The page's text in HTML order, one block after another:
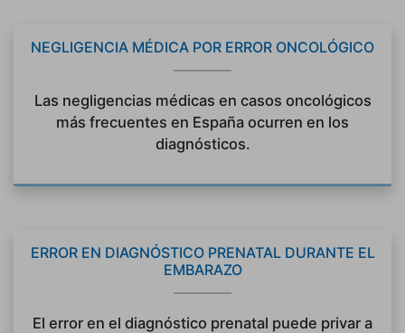
NEGLIGENCIA MÉDICA POR ERROR ONCOLÓGICO
Las negligencias médicas en casos oncológicos
más frecuentes en España ocurren en los
diagnósticos.
ERROR EN DIAGNÓSTICO PRENATAL DURANTE EL
EMBARAZO
El error en el diagnóstico prenatal puede privar a